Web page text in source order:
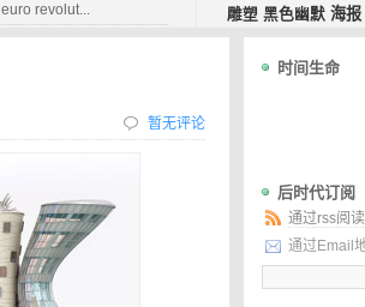
revolut...
雕塑 黑色幽默 海报
暂无评论
时间生命
后时代订阅
通过rss阅
通过Email